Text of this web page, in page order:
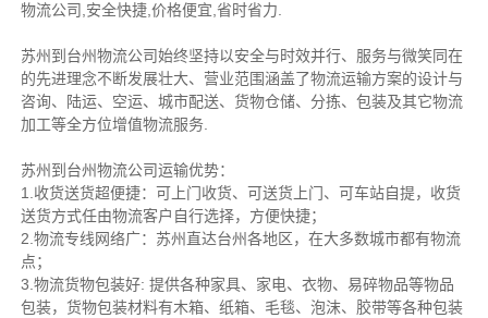
物流公司,安全快捷,价格便宜,省时省力.
苏州到台州物流公司始终坚持以安全与时效并行、服务与微笑同在
的先进理念不断发展壮大、营业范围涵盖了物流运输方案的设计与
咨询、陆运、空运、城市配送、货物仓储、分拣、包装及其它物流
加工等全方位增值物流服务.
苏州到台州物流公司运输优势：
1.收货送货超便捷：可上门收货、可送货上门、可车站自提，收货
送货方式任由物流客户自行选择，方便快捷；
2.物流专线网络广：苏州直达台州各地区，在大多数城市都有物流
点；
3.物流货物包装好: 提供各种家具、家电、衣物、易碎物品等物品
包装，货物包装材料有木箱、纸箱、毛毯、泡沫、胶带等各种包装